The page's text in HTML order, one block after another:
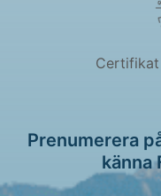
Prenumerera
känna